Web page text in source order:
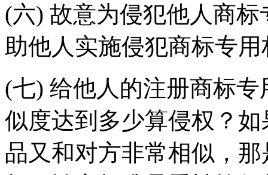
(六) 故意为侵犯他人商
助他人实施侵犯商标专
(七) 给他人的注册商标
似度达到多少算侵权？
品又和对方非常相似，